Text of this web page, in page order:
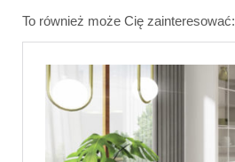
To również może Cię zainteresować: